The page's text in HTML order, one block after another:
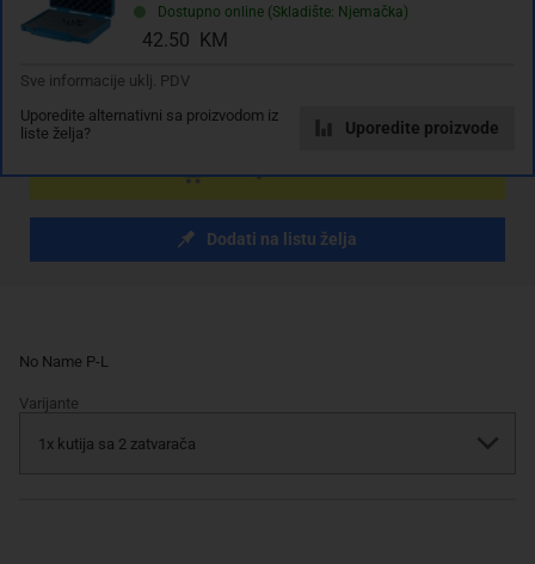
Dostupno online (Skladište: Njemačka)
42.50 KM
Sve informacije uklj. PDV
Uporedite alternativni sa proizvodom iz
liste želja?
Uporedite proizvode
sa PDV Troškovi dostave
Dodaj u košaricu
Dodati na listu želja
No Name P-L
Varijante